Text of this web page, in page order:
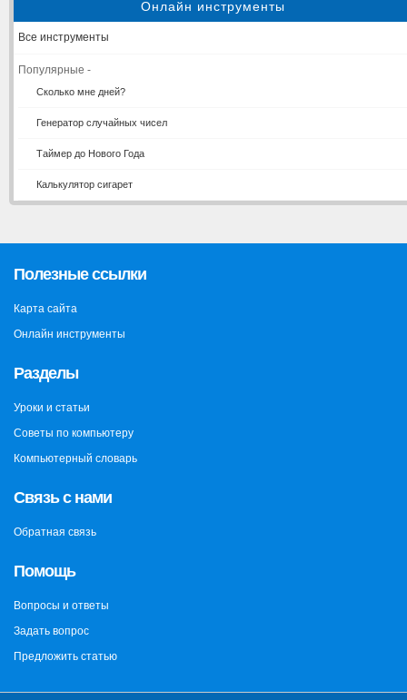
Онлайн инструменты
Все инструменты
Популярные -
Сколько мне дней?
Генератор случайных чисел
Таймер до Нового Года
Калькулятор сигарет
Полезные ссылки
Карта сайта
Онлайн инструменты
Разделы
Уроки и статьи
Советы по компьютеру
Компьютерный словарь
Связь с нами
Обратная связь
Помощь
Вопросы и ответы
Задать вопрос
Предложить статью